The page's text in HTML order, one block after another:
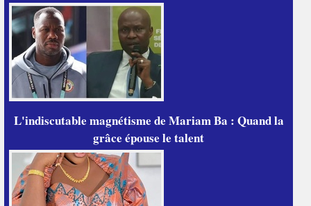
L'indiscutable magnétisme de Mariam Ba : Quand la
grâce épouse le talent